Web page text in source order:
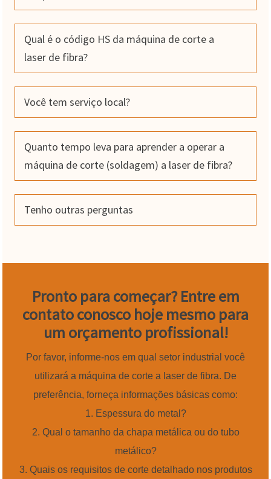
Qual é o código HS da máquina de corte a
laser de fibra?
Você tem serviço local?
Quanto tempo leva para aprender a operar a
máquina de corte (soldagem) a laser de fibra?
Tenho outras perguntas
Pronto para começar? Entre em
contato conosco hoje mesmo para
um orçamento profissional!
Por favor, informe-nos em qual setor industrial você
utilizará a máquina de corte a laser de fibra. De
preferência, forneça informações básicas como:
1. Espessura do metal?
2. Qual o tamanho da chapa metálica ou do tubo
metálico?
3. Quais os requisitos de corte detalhado nos produtos